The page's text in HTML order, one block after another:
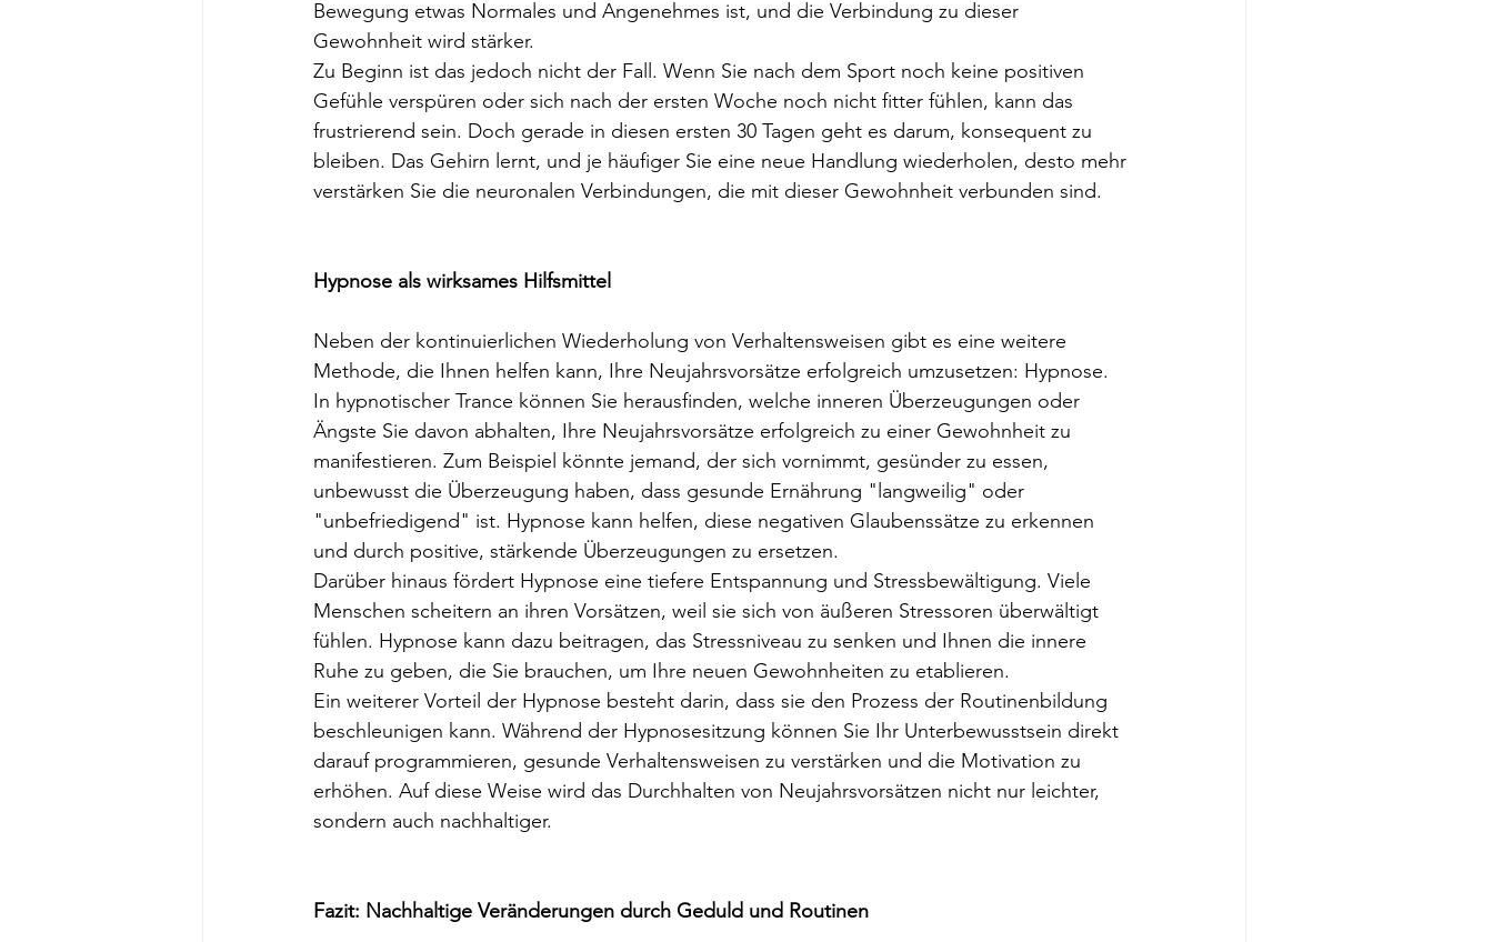
Bewegung etwas Normales und Angenehmes ist, und die Verbindung zu dieser
Gewohnheit wird stärker.
Zu Beginn ist das jedoch nicht der Fall. Wenn Sie nach dem Sport noch keine positiven
Gefühle verspüren oder sich nach der ersten Woche noch nicht fitter fühlen, kann das
frustrierend sein. Doch gerade in diesen ersten 30 Tagen geht es darum, konsequent zu
bleiben. Das Gehirn lernt, und je häufiger Sie eine neue Handlung wiederholen, desto mehr
verstärken Sie die neuronalen Verbindungen, die mit dieser Gewohnheit verbunden sind.
Hypnose als wirksames Hilfsmittel
Neben der kontinuierlichen Wiederholung von Verhaltensweisen gibt es eine weitere
Methode, die Ihnen helfen kann, Ihre Neujahrsvorsätze erfolgreich umzusetzen: Hypnose.
In hypnotischer Trance können Sie herausfinden, welche inneren Überzeugungen oder
Ängste Sie davon abhalten, Ihre Neujahrsvorsätze erfolgreich zu einer Gewohnheit zu
manifestieren. Zum Beispiel könnte jemand, der sich vornimmt, gesünder zu essen,
unbewusst die Überzeugung haben, dass gesunde Ernährung "langweilig" oder
"unbefriedigend" ist. Hypnose kann helfen, diese negativen Glaubenssätze zu erkennen
und durch positive, stärkende Überzeugungen zu ersetzen.
Darüber hinaus fördert Hypnose eine tiefere Entspannung und Stressbewältigung. Viele
Menschen scheitern an ihren Vorsätzen, weil sie sich von äußeren Stressoren überwältigt
fühlen. Hypnose kann dazu beitragen, das Stressniveau zu senken und Ihnen die innere
Ruhe zu geben, die Sie brauchen, um Ihre neuen Gewohnheiten zu etablieren.
Ein weiterer Vorteil der Hypnose besteht darin, dass sie den Prozess der Routinenbildung
beschleunigen kann. Während der Hypnosesitzung können Sie Ihr Unterbewusstsein direkt
darauf programmieren, gesunde Verhaltensweisen zu verstärken und die Motivation zu
erhöhen. Auf diese Weise wird das Durchhalten von Neujahrsvorsätzen nicht nur leichter,
sondern auch nachhaltiger.
Fazit: Nachhaltige Veränderungen durch Geduld und Routinen